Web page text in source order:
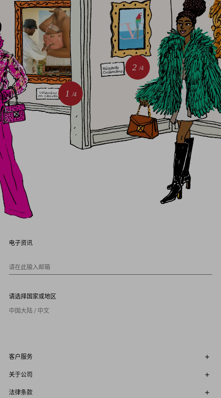
1 /4
2 /4
电子资讯
请在此输入邮箱
请选择国家或地区
中国大陆 / 中文
客户服务
关于公司
法律条款